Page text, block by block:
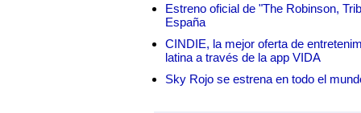
Estreno oficial de "The Robinson,
España
CINDIE, la mejor oferta de
latina a través de la app VIDA
Sky Rojo se estrena en todo el